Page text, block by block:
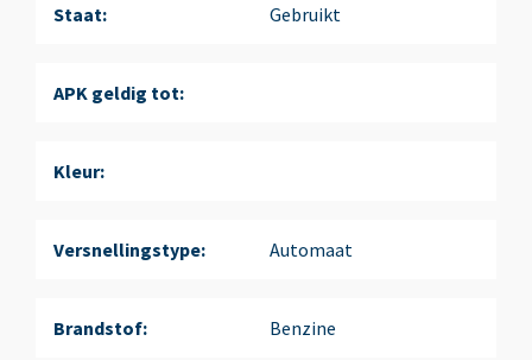
Staat: Gebruikt
APK geldig tot:
Kleur:
Versnellingstype: Automaat
Brandstof: Benzine